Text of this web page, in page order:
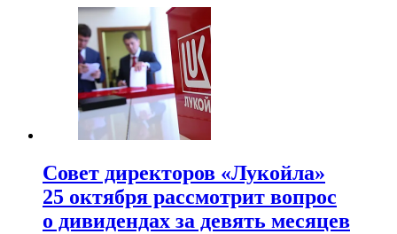
Совет директоров «Лукойла»
25 октября рассмотрит вопрос
о дивидендах за девять месяцев